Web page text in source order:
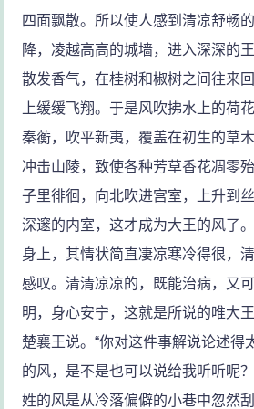
四面飘散。所以使人感到清凉舒畅
降，凌越高高的城墙，进入深深的
散发香气，在桂树和椒树之间往来
上缓缓飞翔。于是风吹拂水上的荷
秦蘅，吹平新夷，覆盖在初生的草
冲击山陵，致使各种芳草香花凋零
子里徘徊，向北吹进宫室，上升到
深邃的内室，这才成为大王的风了
身上，其情状简直凄凉寒冷得很，
感叹。清清凉凉的，既能治病，又
明，身心安宁，这就是所说的唯大
楚襄王说。“你对这件事解说论述得
的风，是不是也可以说给我听听呢
姓的风是从冷落偏僻的小巷中忽然